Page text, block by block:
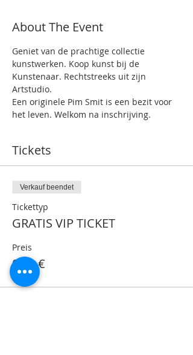
About The Event
Geniet van de prachtige collectie
kunstwerken. Koop kunst bij de
Kunstenaar. Rechtstreeks uit zijn
Artstudio.
Een originele Pim Smit is een bezit voor
het leven. Welkom na inschrijving.
Tickets
Verkauf beendet
Tickettyp
GRATIS VIP TICKET
Preis
0,00 €